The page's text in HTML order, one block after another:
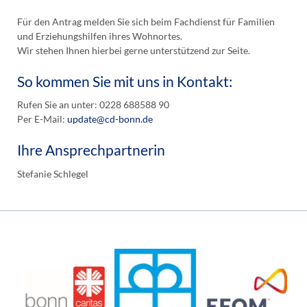
Für den Antrag melden Sie sich beim Fachdienst für Familien
und Erziehungshilfen ihres Wohnortes.
Wir stehen Ihnen hierbei gerne unterstützend zur Seite.
So kommen Sie mit uns in Kontakt:
Rufen Sie an unter: 0228 688588 90
Per E-Mail: update@cd-bonn.de
Ihre Ansprechpartnerin
Stefanie Schlegel